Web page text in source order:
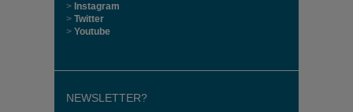
> Instagram
> Twitter
> Youtube
NEWSLETTER?